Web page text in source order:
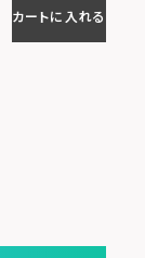
カートに入れる